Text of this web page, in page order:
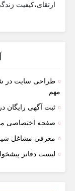
ارتقای،کیفیت
طراحی سایت در
مهم
ثبت آگهی رایگان
صفحه اختصاصی
معرفی مشاغل
لیست دفاتر